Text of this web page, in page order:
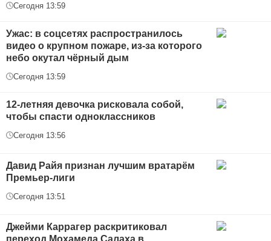
Сегодня 13:59
Ужас: в соцсетях распространилось
видео о крупном пожаре, из-за которого
небо окутал чёрный дым
Сегодня 13:59
12-летняя девочка рисковала собой,
чтобы спасти одноклассников
Сегодня 13:56
Давид Райя признан лучшим вратарём
Премьер-лиги
Сегодня 13:51
Джейми Каррагер раскритиковал
переход Мохамеда Салаха в